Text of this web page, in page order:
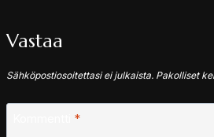
Vastaa
Sähköpostiosoitettasi ei julkaista. Pakolliset
*